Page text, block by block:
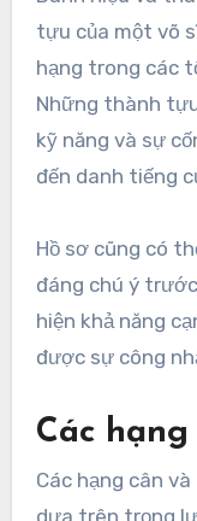
tựu của một võ
hạng trong các
Những thành
kỹ năng và sự
đến danh tiếng
Hồ sơ cũng có
đáng chú ý
hiện khả năng
được sự công
Các
Các hạng cân